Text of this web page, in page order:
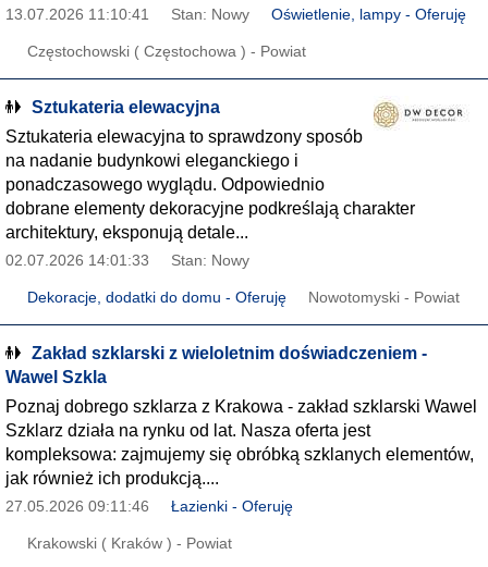
13.07.2026 11:10:41 Stan: Nowy Oświetlenie, lampy - Oferuję
Częstochowski ( Częstochowa ) - Powiat
Sztukateria elewacyjna
Sztukateria elewacyjna to sprawdzony sposób
na nadanie budynkowi eleganckiego i
ponadczasowego wyglądu. Odpowiednio
dobrane elementy dekoracyjne podkreślają charakter
architektury, eksponują detale...
02.07.2026 14:01:33 Stan: Nowy
Dekoracje, dodatki do domu - Oferuję Nowotomyski - Powiat
Zakład szklarski z wieloletnim doświadczeniem -
Wawel Szkla
Poznaj dobrego szklarza z Krakowa - zakład szklarski Wawel
Szklarz działa na rynku od lat. Nasza oferta jest
kompleksowa: zajmujemy się obróbką szklanych elementów,
jak również ich produkcją....
27.05.2026 09:11:46 Łazienki - Oferuję
Krakowski ( Kraków ) - Powiat